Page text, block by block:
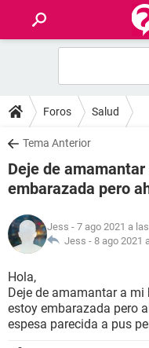
FOROS
SALUD
FAMILIA
NUTRICIÓN
SEXUALIDAD
Foros Salud
Tema Anterior
Deje de
embarazada pero
Jess - 7 ago 2021 a
Jess - 8 ago 2021
Hola,
Deje de amamantar a
estoy embarazada pero
espesa parecida a pus